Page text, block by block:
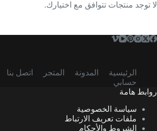
لا توجد منتجات تتوافق مع اختيارك.
الرئيسية المدونة المتجر اتصل بنا
حسابي
روابط هامة
سياسة الخصوصية
ملفات تعريف الارتباط
الشروط والأحكام